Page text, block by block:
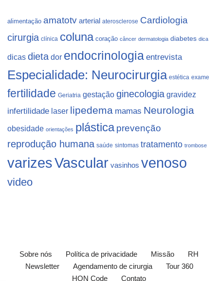
alimentação amatotv arterial aterosclerose Cardiologia
cirurgia clínica coluna coração câncer dermatologia diabetes dica
dicas dieta dor endocrinologia entrevista
Especialidade: Neurocirurgia estética exame
fertilidade Geriatria gestação ginecologia gravidez
infertilidade laser lipedema mamas Neurologia
obesidade orientações plástica prevenção
reprodução humana saúde sintomas tratamento trombose
varizesVascular vasinhos venoso
video
Sobre nós Política de privacidade Missão
RH
Newsletter
Agendamento de cirurgia
Tour 360
HON Code
Contato